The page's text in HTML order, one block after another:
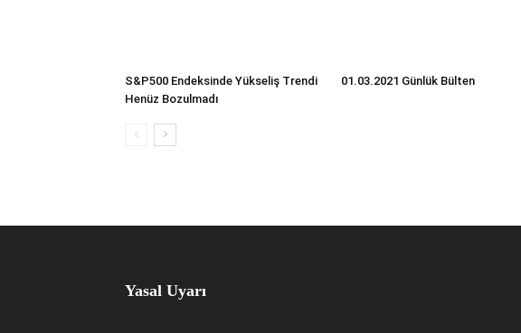
S&P500 Endeksinde Yükseliş Trendi
Henüz Bozulmadı
01.03.2021 Günlük Bülten
Yasal Uyarı